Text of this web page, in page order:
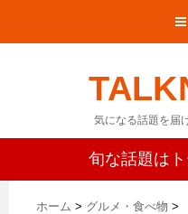
気になる話題を届
旬な話題はト
ホーム > グルメ・食べ物 >